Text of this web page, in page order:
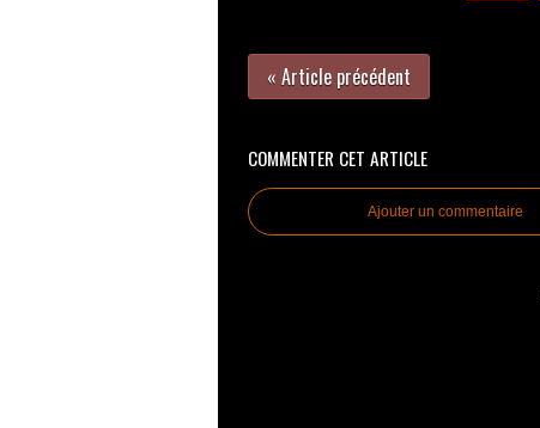
« Article précédent
COMMENTER CET ARTICLE
Ajouter un commentaire